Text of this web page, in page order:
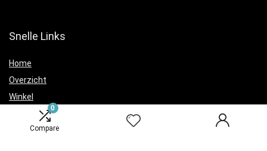
0
Compare
Snelle Links
Home
Overzicht
Winkel